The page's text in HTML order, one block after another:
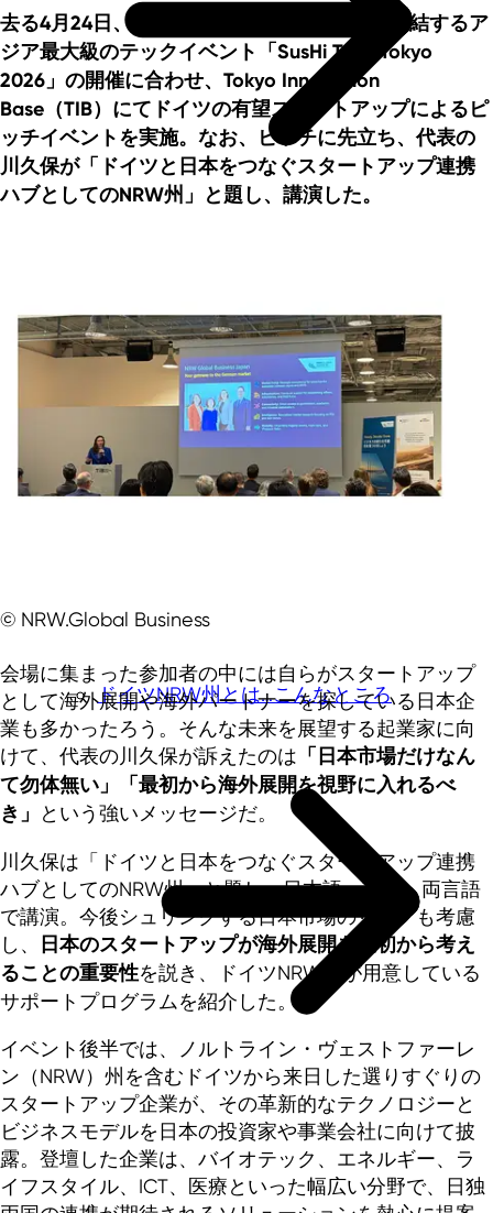
ドイツNRW州とは…こんなところ
去る4月24日、世界中からスタートアップが集結するア
ジア最大級のテックイベント「SusHi Tech Tokyo
2026」の開催に合わせ、Tokyo Innovation
Base（TIB）にてドイツの有望スタートアップによるピ
ッチイベントを実施。なお、ピッチに先立ち、代表の
川久保が「ドイツと日本をつなぐスタートアップ連携
ハブとしてのNRW州」と題し、講演した。
© NRW.Global Business
会場に集まった参加者の中には自らがスタートアップ
として海外展開や海外パートナーを探している日本企
業も多かったろう。そんな未来を展望する起業家に向
けて、代表の川久保が訴えたのは 「日本市場だけなん
て勿体無い」「最初から海外展開を視野に入れるべ
き」
という強いメッセージだ。
川久保は「ドイツと日本をつなぐスタートアップ連携
ハブとしてのNRW州」と題し、日本語・英語、両言語
で講演。今後シュリンクする日本市場のリスクも考慮
し、
日本のスタートアップが海外展開を最初から考え
ることの重要性を説き、ドイツNRW州が用意している
サポートプログラムを紹介した。
イベント後半では、ノルトライン・ヴェストファーレ
ン（NRW）州を含むドイツから来日した選りすぐりの
スタートアップ企業が、その革新的なテクノロジーと
ビジネスモデルを日本の投資家や事業会社に向けて披
露。登壇した企業は、バイオテック、エネルギー、ラ
イフスタイル、ICT、医療といった幅広い分野で、日独